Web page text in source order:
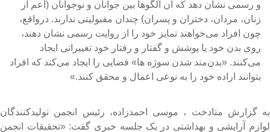
و رسمی نشان دهد که آن الگو‌ها بین جوانان و نوجوانان (اعم از
زنان، مردان، دختران و پسران) چندان مقبولیتی ندارند. درواقع،
چون افراد می‌خواهند تمایز خود را از روایت رسمی نشان دهند،
روی بدن خود یا پوشش و گفتار و رفتار خود تغییراتی ایجاد
می‌کنند. «بدن‌مند شدن سوژه ها» فضایی را ایجاد می‌کند که افراد
بتوانند اراده خود را به نوعی اعمال و محقق کنند.»
گزارش متادخت ، موسی احمدزاده، رئیس انجمن تولیدکنندگان
آرایشی و بهداشتی در یک جلسه خبری گفت: «تحقیقات انجمن